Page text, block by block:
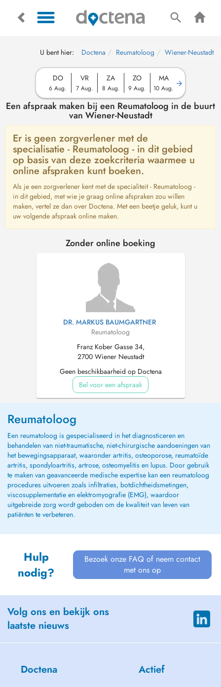
U bent hier: Doctena Reumatoloog Wiener-Neustadt
DO
6 Aug.
VR
7 Aug.
ZA
8 Aug.
ZO
9 Aug.
MA
10 Aug.
Een afspraak maken bij een Reumatoloog in de buurt
van Wiener-Neustadt
Er is geen zorgverlener met de
specialisatie - Reumatoloog - in dit gebied
op basis van deze zoekcriteria waarmee u
online afspraken kunt boeken.
Als je een zorgverlener kent met de specialiteit - Reumatoloog -
in dit gebied, met wie je graag online afspraken zou willen
maken, vertel ze dan over Doctena. Met een beetje geluk, kunt u
uw volgende afspraak online maken.
Zonder online boeking
DR. MARKUS BAUMGARTNER
Reumatoloog
Franz Kober Gasse 34,
2700 Wiener Neustadt
Geen beschikbaarheid op Doctena
Bel voor een afspraak
Reumatoloog
Een reumatoloog is gespecialiseerd in het diagnosticeren en
behandelen van niet-traumatische, niet-chirurgische aandoeningen van
het bewegingsapparaat, waaronder artritis, osteoporose, reumatoïde
artritis, spondyloartritis, artrose, osteomyelitis en lupus. Door gebruik
te maken van geavanceerde medische expertise kan een reumatoloog
procedures uitvoeren zoals infiltraties, botdichtheidsmetingen,
viscosupplementatie en elektromyografie (EMG), waardoor
uitgebreide zorg wordt geboden om de kwaliteit van leven van
patiënten te verbeteren.
Hulp
nodig?
Bezoek onze FAQ of neem contact
met ons op
Volg ons en bekijk ons
laatste nieuws
Doctena Actief